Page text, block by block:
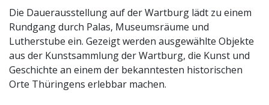
Die Dauerausstellung auf der Wartburg lädt zu einem
Rundgang durch Palas, Museumsräume und
Lutherstube ein. Gezeigt werden ausgewählte Objekte
aus der Kunstsammlung der Wartburg, die Kunst und
Geschichte an einem der bekanntesten historischen
Orte Thüringens erlebbar machen.